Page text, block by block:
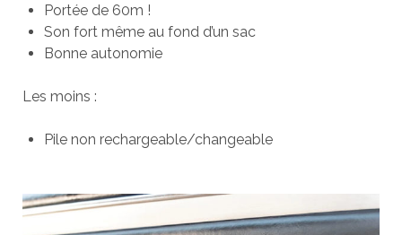
Portée de 60m !
Son fort même au fond d’un sac
Bonne autonomie
Les moins :
Pile non rechargeable/changeable